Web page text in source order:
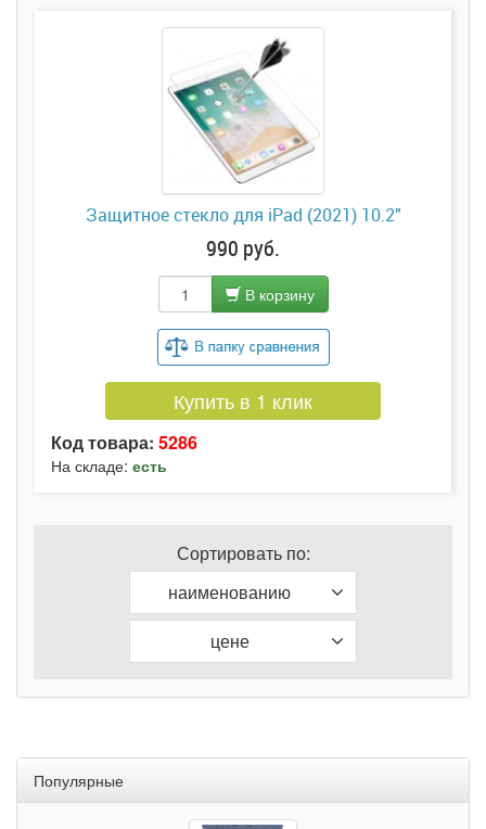
Защитное стекло для iPad (2021) 10.2"
990 руб.
В корзину
Купить в 1 клик
Код товара: 5286
На складе: есть
Сортировать по:
наименованию
цене
Популярные